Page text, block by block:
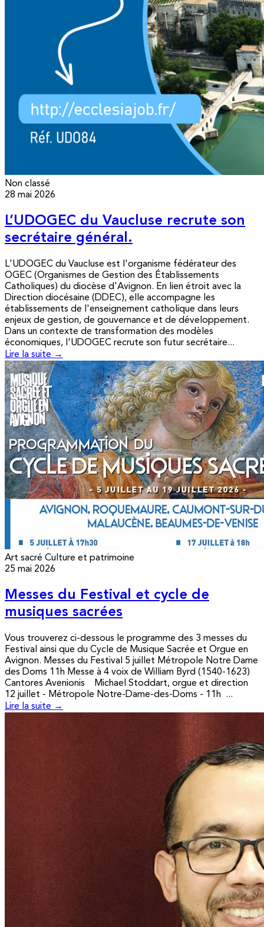
Non classé
28 mai 2026
L’UDOGEC du Vaucluse recrute son
secrétaire général.
L'UDOGEC du Vaucluse est l'organisme fédérateur des
OGEC (Organismes de Gestion des Établissements
Catholiques) du diocèse d'Avignon. En lien étroit avec la
Direction diocésaine (DDEC), elle accompagne les
établissements de l'enseignement catholique dans leurs
enjeux de gestion, de gouvernance et de développement.
Dans un contexte de transformation des modèles
économiques, l'UDOGEC recrute son futur secrétaire...
Lire la suite →
Art sacré Culture et patrimoine
25 mai 2026
Messes du Festival et cycle de
musiques sacrées
Vous trouverez ci-dessous le programme des 3 messes du
Festival ainsi que du Cycle de Musique Sacrée et Orgue en
Avignon. Messes du Festival 5 juillet Métropole Notre Dame
des Doms 11h Messe à 4 voix de William Byrd (1540-1623)
Cantores Avenionis Michael Stoddart, orgue et direction
12 juillet - Métropole Notre-Dame-des-Doms - 11h ...
Lire la suite →